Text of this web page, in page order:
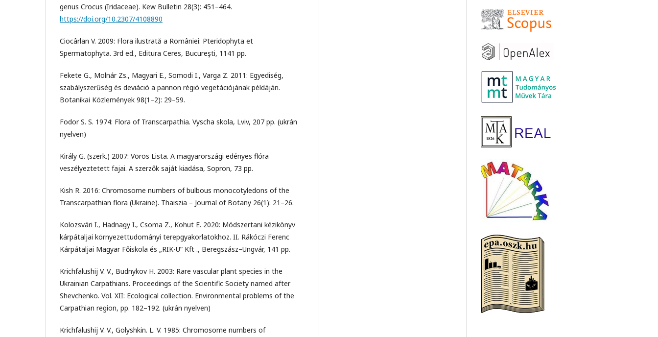
genus Crocus (Iridaceae). Kew Bulletin 28(3): 451–464.
https://doi.org/10.2307/4108890
Ciocârlan V. 2009: Flora ilustrată a României: Pteridophyta et
Spermatophyta. 3rd ed., Editura Ceres, Bucureşti, 1141 pp.
Fekete G., Molnár Zs., Magyari E., Somodi I., Varga Z. 2011: Egyediség,
szabályszerűség és deviáció a pannon régió vegetációjának példáján.
Botanikai Közlemények 98(1–2): 29–59.
Fodor S. S. 1974: Flora of Transcarpathia. Vyscha skola, Lviv, 207 pp. (ukrán
nyelven)
Király G. (szerk.) 2007: Vörös Lista. A magyarországi edényes flóra
veszélyeztetett fajai. A szerzők saját kiadása, Sopron, 73 pp.
Kish R. 2016: Chromosome numbers of bulbous monocotyledons of the
Transcarpathian flora (Ukraine). Thaiszia – Journal of Botany 26(1): 21–26.
Kolozsvári I., Hadnagy I., Csoma Z., Kohut E. 2020: Módszertani kézikönyv
kárpátaljai környezettudományi terepgyakorlatokhoz. II. Rákóczi Ferenc
Kárpátaljai Magyar Főiskola és „RIK-U” Kft ., Beregszász–Ungvár, 141 pp.
Krichfalushij V. V., Budnykov H. 2003: Rare vascular plant species in the
Ukrainian Carpathians. Proceedings of the Scientific Society named after
Shevchenko. Vol. XII: Ecological collection. Environmental problems of the
Carpathian region, pp. 182–192. (ukrán nyelven)
Krichfalushij V. V., Golyshkin. L. V. 1985: Chromosome numbers of